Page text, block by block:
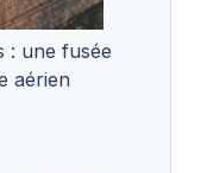
: une fusée
aérien